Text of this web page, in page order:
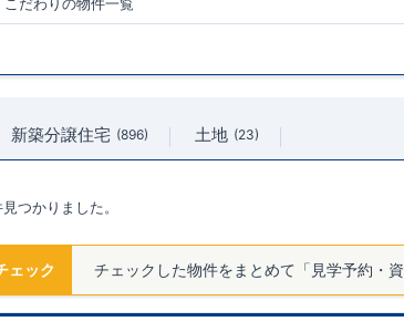
新築分譲住宅 896 土地 23
つかりました。
ェック チェックした物件をまとめて「見学予約・